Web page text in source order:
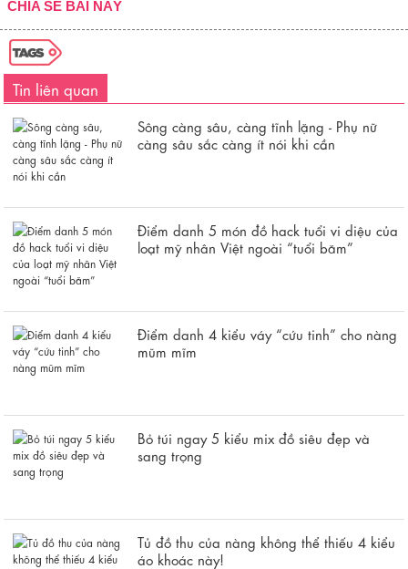
CHIA SẺ BÀI NÀY
Tin liên quan
Sông càng sâu, càng tĩnh lặng - Phụ nữ
càng sâu sắc càng ít nói khi cần
Điểm danh 5 món đồ hack tuổi vi diệu của
loạt mỹ nhân Việt ngoài “tuổi băm”
Điểm danh 4 kiểu váy “cứu tinh” cho nàng
mũm mĩm
Bỏ túi ngay 5 kiểu mix đồ siêu đẹp và
sang trọng
Tủ đồ thu của nàng không thể thiếu 4 kiểu
áo khoác này!